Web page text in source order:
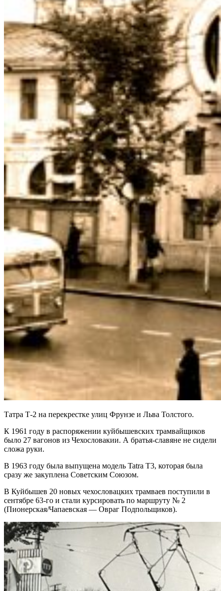
Татра Т-2 на перекрестке улиц Фрунзе и Льва Толстого.
К 1961 году в распоряжении куйбышевских трамвайщиков
было 27 вагонов из Чехословакии. А братья-славяне не сидели
сложа руки.
В 1963 году была выпущена модель Tatra T3, которая была
сразу же закуплена Советским Союзом.
В Куйбышев 20 новых чехословацких трамваев поступили в
сентябре 63-го и стали курсировать по маршруту № 2
(Пионерская/Чапаевская — Овраг Подпольщиков).